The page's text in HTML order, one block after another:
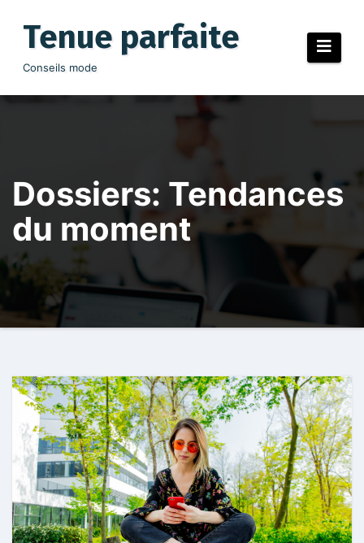
contenuTenue parfaite
Conseils mode
Dossiers: Tendances
du moment